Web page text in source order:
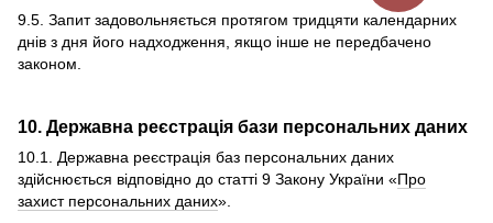
9.5. Запит задовольняється протягом тридцяти календарних
днів з дня його надходження, якщо інше не передбачено
законом.
10. Державна реєстрація бази персональних даних
10.1. Державна реєстрація баз персональних даних
здійснюється відповідно до статті 9 Закону України «Про
захист персональних даних».